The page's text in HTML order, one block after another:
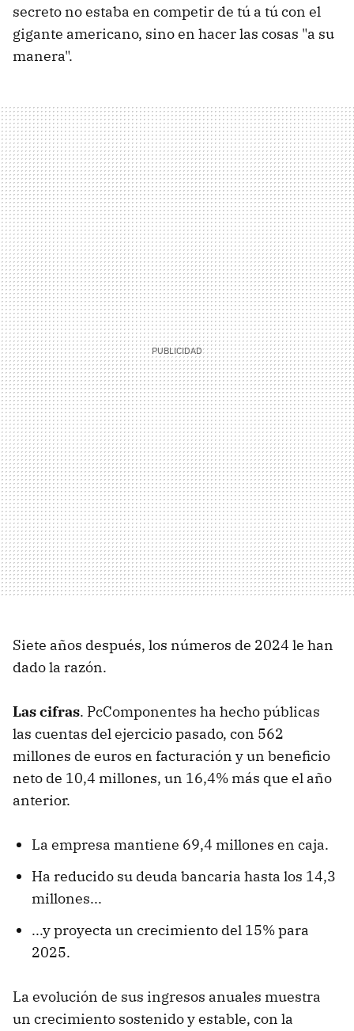
secreto no estaba en competir de tú a tú con el
gigante americano, sino en hacer las cosas "a su
manera".
Siete años después, los números de 2024 le han
dado la razón.
Las cifras. PcComponentes ha hecho públicas
las cuentas del ejercicio pasado, con 562
millones de euros en facturación y un beneficio
neto de 10,4 millones, un 16,4% más que el año
anterior.
La empresa mantiene 69,4 millones en caja.
Ha reducido su deuda bancaria hasta los 14,3
millones...
...y proyecta un crecimiento del 15% para
2025.
La evolución de sus ingresos anuales muestra
un crecimiento sostenido y estable, con la